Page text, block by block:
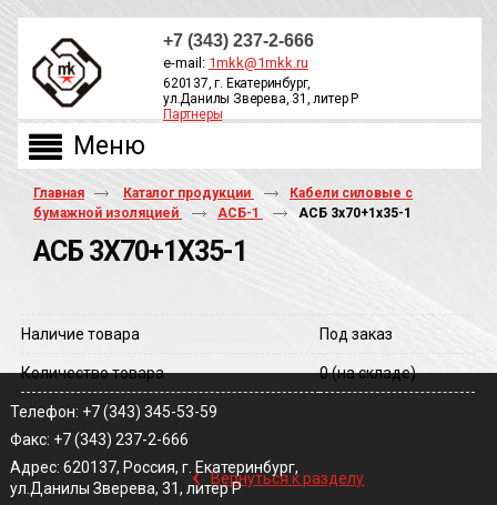
+7 (343) 237-2-666
e-mail: 1mkk@1mkk.ru
620137, г. Екатеринбург,
ул.Данилы Зверева, 31, литер Р
Партнеры
Главная Каталог продукции
Кабели силовые с
бумажной изоляцией
АСБ-1 АСБ 3х70+1х35-1
АСБ 3Х70+1Х35-1
Наличие товара Под заказ
Количество товара 0(на складе)
‹ Вернуться к разделу
Телефон: +7 (343) 345-53-59
Факс: +7 (343) 237-2-666
Адрес: 620137, Россия, г. Екатеринбург,
ул.Данилы Зверева, 31, литер Р